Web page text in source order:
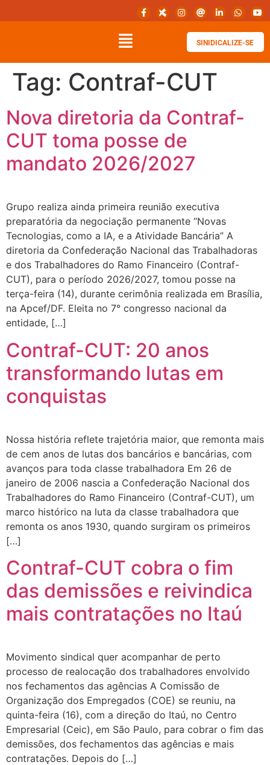
SINIDICALIZE-SE
Tag: Contraf-CUT
Nova diretoria da Contraf-
CUT toma posse de
mandato 2026/2027
Grupo realiza ainda primeira reunião executiva
preparatória da negociação permanente “Novas
Tecnologias, como a IA, e a Atividade Bancária” A
diretoria da Confederação Nacional das Trabalhadoras
e dos Trabalhadores do Ramo Financeiro (Contraf-
CUT), para o período 2026/2027, tomou posse na
terça-feira (14), durante cerimônia realizada em Brasília,
na Apcef/DF. Eleita no 7° congresso nacional da
entidade, […]
Contraf-CUT: 20 anos
transformando lutas em
conquistas
Nossa história reflete trajetória maior, que remonta mais
de cem anos de lutas dos bancários e bancárias, com
avanços para toda classe trabalhadora Em 26 de
janeiro de 2006 nascia a Confederação Nacional dos
Trabalhadores do Ramo Financeiro (Contraf-CUT), um
marco histórico na luta da classe trabalhadora que
remonta os anos 1930, quando surgiram os primeiros
[…]
Contraf-CUT cobra o fim
das demissões e reivindica
mais contratações no Itaú
Movimento sindical quer acompanhar de perto
processo de realocação dos trabalhadores envolvido
nos fechamentos das agências A Comissão de
Organização dos Empregados (COE) se reuniu, na
quinta-feira (16), com a direção do Itaú, no Centro
Empresarial (Ceic), em São Paulo, para cobrar o fim das
demissões, dos fechamentos das agências e mais
contratações. Depois do […]